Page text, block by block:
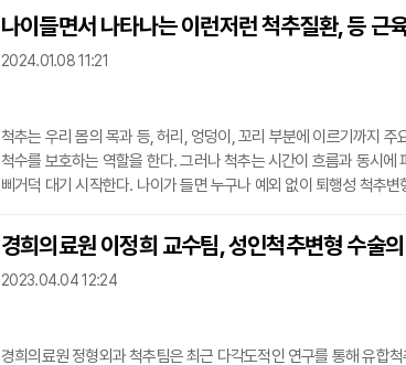
한 위험을 초래할 수 있어 주의가 필요하다.엎드려서 책을 읽거나 스
를 앞으로 내밀게 되는데, 이는 정상적인 'C'자 형태의 목뼈를 변형시
가 지속되
나이들면서 나타나는 이런저런 척추질환, 등 근
2024.01.08 11:21
척추는 우리 몸의 목과 등, 허리, 엉덩이, 꼬리 부분에 이르기까지 주
척수를 보호하는 역할을 한다. 그러나 척추는 시간이 흐름과 동시에
삐거덕 대기 시작한다. 나이가 들면 누구나 예외 없이 퇴행성 척추
체 인구의 80% 이상이 평생 한 번 이상 허리통증으로 고생한다는 통
학교 인천성모병원 뇌병원 신경외과 교수는 “퇴행성 척추변형은 바
반신 마비...
경희의료원 이정희 교수팀, 성인척추변형 수술
2023.04.04 12:24
경희의료원 정형외과 척추팀은 최근 다각도적인 연구를 통해 유